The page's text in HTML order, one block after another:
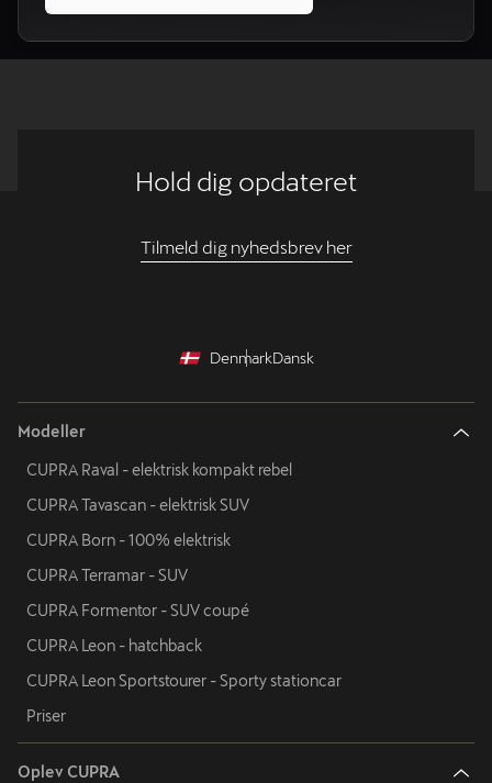
Hold dig opdateret
Tilmeld dig nyhedsbrev her
DenmarkDansk
Modeller
CUPRA Raval - elektrisk kompakt rebel
CUPRA Tavascan - elektrisk SUV
CUPRA Born - 100% elektrisk
CUPRA Terramar - SUV
CUPRA Formentor - SUV coupé
CUPRA Leon - hatchback
CUPRA Leon Sportstourer - Sporty stationcar
Priser
Oplev CUPRA